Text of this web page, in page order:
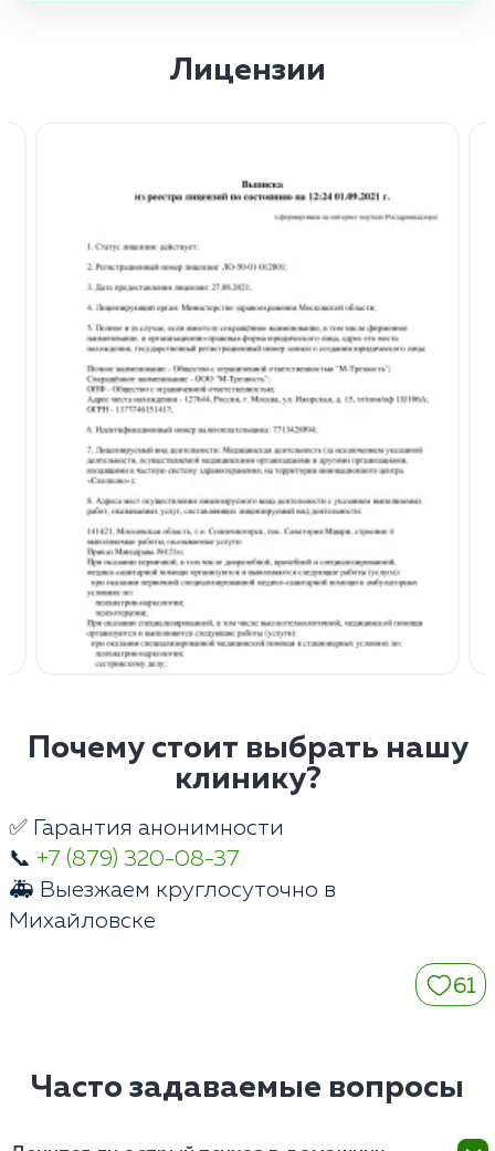
Лицензии
Почему стоит выбрать нашу
клинику?
✅ Гарантия анонимности
📞 +7 (879) 320-08-37
🚑 Выезжаем круглосуточно в
Михайловске
61
Часто задаваемые вопросы